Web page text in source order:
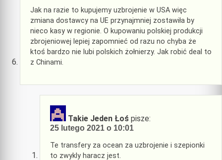
Jak na razie to kupujemy uzbrojenie w USA więc
zmiana dostawcy na UE przynajmniej zostawiła by
nieco kasy w regionie. O kupowaniu polskiej produkcji
zbrojeniowej lepiej zapomnieć od razu no chyba że
ktoś bardzo nie lubi polskich żołnierzy. Jak robić deal to
z Chinami.
Takie Jeden Łoś pisze:
25 lutego 2021 o 10:01
Te transfery za ocean za uzbrojenie i szepionki
to zwykly haracz jest.